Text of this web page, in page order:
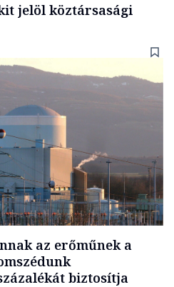
jelöl köztársasági
az erőműnek a
biztosítja